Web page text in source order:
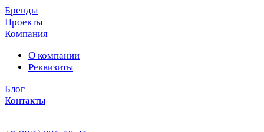
Бренды
Проекты
Компания
О компании
Реквизиты
Блог
Контакты